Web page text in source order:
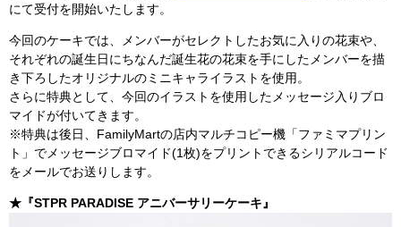
にて受付を開始いたします。
今回のケーキでは、メンバーがセレクトしたお気に入りの花束や、
それぞれの誕生日にちなんだ誕生花の花束を手にしたメンバーを描
き下ろしたオリジナルのミニキャライラストを使用。
さらに特典として、今回のイラストを使用したメッセージ入りブロ
マイドが付いてきます。
※特典は後日、FamilyMartの店内マルチコピー機「ファミマプリン
ト」でメッセージブロマイド(1枚)をプリントできるシリアルコード
をメールでお送りします。
★『STPR PARADISE アニバーサリーケーキ』